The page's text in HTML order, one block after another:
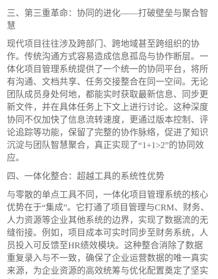
三、第三重革命：协同的进化——打破壁垒与聚合智
慧
现代项目往往涉及跨部门、跨地域甚至跨组织的协
作。传统沟通方式容易造成信息孤岛与协作断层。一
体化项目管理系统提供了一个统一的协同平台，将所
有沟通、文档共享、任务交接整合在同一空间。无论
团队成员身处何地，都能实时获取最新信息、同步更
新文件，并在具体任务上下文上进行讨论。这种深度
协同不仅加快了信息流转速度，更通过版本控制、评
论追踪等功能，保留了完整的协作脉络，促进了知识
沉淀与团队智慧聚合，真正实现了“1+1>2”的协同效
应。
四、一体化整合：超越工具的系统性优势
与零散的单点工具不同，一体化项目管理系统的核心
优势在于“集成”。它打通了项目管理与CRM、财务、
人力资源等企业其他系统的边界，实现了数据流的无
缝衔接。例如，项目成本可实时同步至财务系统，人
员投入可反馈至HR绩效模块。这种整合消除了数据
重复录入与不一致，确保了企业运营数据的唯一真实
来源，为企业资源的高效统筹与优化配置奠定了坚实